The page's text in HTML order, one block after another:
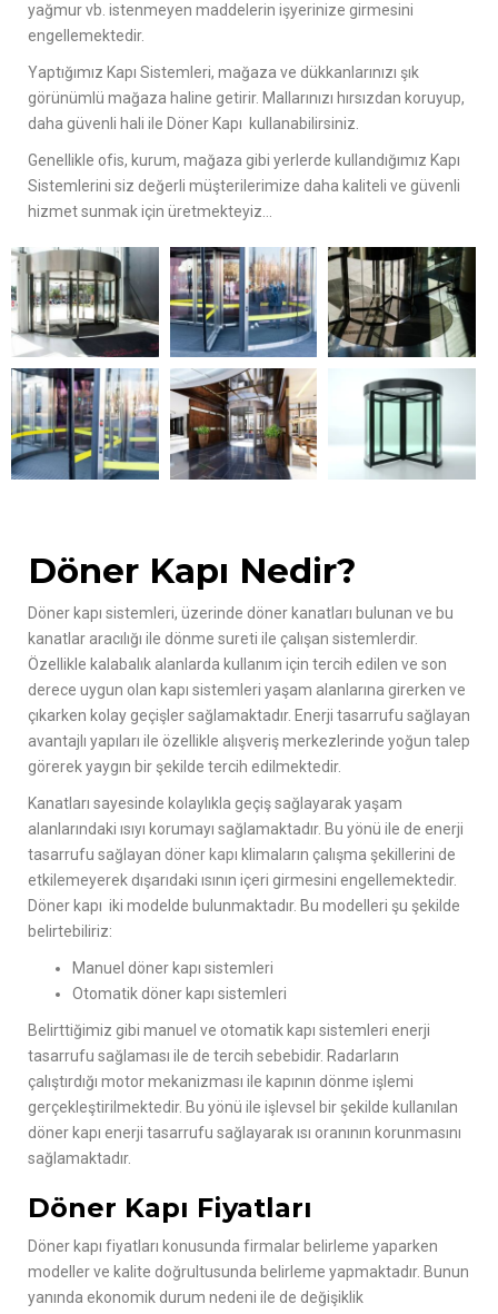
yağmur vb. istenmeyen maddelerin işyerinize girmesini
engellemektedir.
Yaptığımız Kapı Sistemleri, mağaza ve dükkanlarınızı şık
görünümlü mağaza haline getirir. Mallarınızı hırsızdan koruyup,
daha güvenli hali ile Döner Kapı kullanabilirsiniz.
Genellikle ofis, kurum, mağaza gibi yerlerde kullandığımız Kapı
Sistemlerini siz değerli müşterilerimize daha kaliteli ve güvenli
hizmet sunmak için üretmekteyiz…
Döner Kapı Nedir?
Döner kapı sistemleri, üzerinde döner kanatları bulunan ve bu
kanatlar aracılığı ile dönme sureti ile çalışan sistemlerdir.
Özellikle kalabalık alanlarda kullanım için tercih edilen ve son
derece uygun olan kapı sistemleri yaşam alanlarına girerken ve
çıkarken kolay geçişler sağlamaktadır. Enerji tasarrufu sağlayan
avantajlı yapıları ile özellikle alışveriş merkezlerinde yoğun talep
görerek yaygın bir şekilde tercih edilmektedir.
Kanatları sayesinde kolaylıkla geçiş sağlayarak yaşam
alanlarındaki ısıyı korumayı sağlamaktadır. Bu yönü ile de enerji
tasarrufu sağlayan döner kapı klimaların çalışma şekillerini de
etkilemeyerek dışarıdaki ısının içeri girmesini engellemektedir.
Döner kapı iki modelde bulunmaktadır. Bu modelleri şu şekilde
belirtebiliriz:
Manuel döner kapı sistemleri
Otomatik döner kapı sistemleri
Belirttiğimiz gibi manuel ve otomatik kapı sistemleri enerji
tasarrufu sağlaması ile de tercih sebebidir. Radarların
çalıştırdığı motor mekanizması ile kapının dönme işlemi
gerçekleştirilmektedir. Bu yönü ile işlevsel bir şekilde kullanılan
döner kapı enerji tasarrufu sağlayarak ısı oranının korunmasını
sağlamaktadır.
Döner Kapı Fiyatları
Döner kapı fiyatları konusunda firmalar belirleme yaparken
modeller ve kalite doğrultusunda belirleme yapmaktadır. Bunun
yanında ekonomik durum nedeni ile de değişiklik